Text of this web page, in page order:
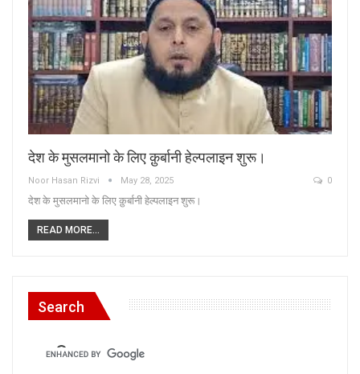
देश के मुसलमानो के लिए क़ुर्बानी हेल्पलाइन शुरू।
Noor Hasan Rizvi May 28, 2025 0
देश के मुसलमानो के लिए क़ुर्बानी हेल्पलाइन शुरू।
READ MORE...
Search